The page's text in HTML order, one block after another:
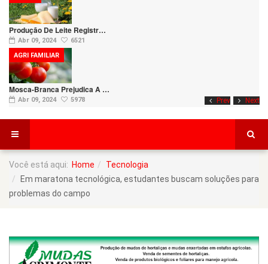
Prev Next
Produção De Leite Registr…
Abr 09, 2024 6521
Mosca-Branca Prejudica A …
Abr 09, 2024 5978
AGRI FAMILIAR
Você está aqui: Home
Tecnologia
Em maratona tecnológica, estudantes buscam soluções para
problemas do campo